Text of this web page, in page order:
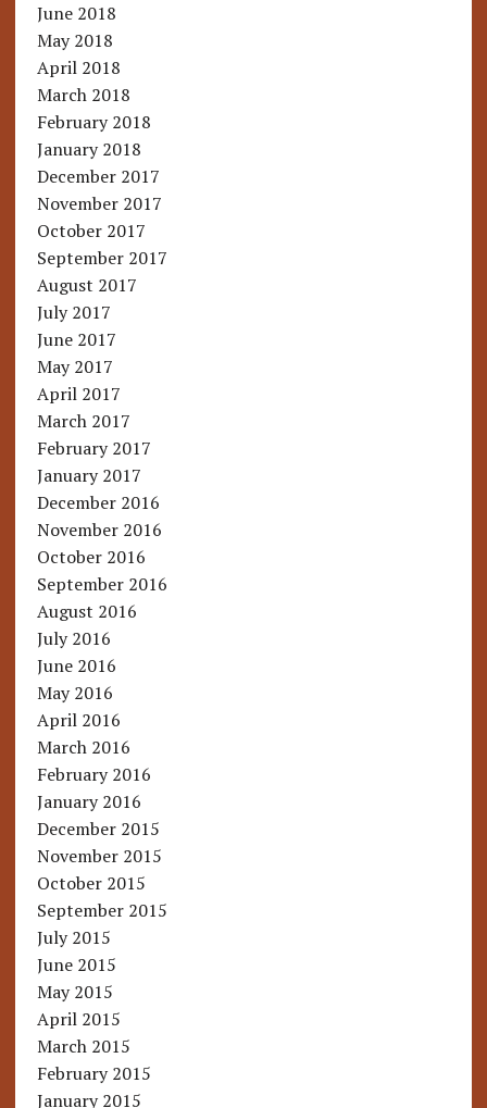
June 2018
May 2018
April 2018
March 2018
February 2018
January 2018
December 2017
November 2017
October 2017
September 2017
August 2017
July 2017
June 2017
May 2017
April 2017
March 2017
February 2017
January 2017
December 2016
November 2016
October 2016
September 2016
August 2016
July 2016
June 2016
May 2016
April 2016
March 2016
February 2016
January 2016
December 2015
November 2015
October 2015
September 2015
July 2015
June 2015
May 2015
April 2015
March 2015
February 2015
January 2015